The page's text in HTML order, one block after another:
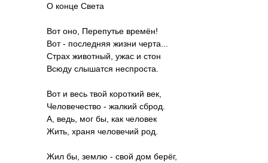
О конце Света
Вот оно, Перепутье времён!
Вот - последняя жизни черта...
Страх животный, ужас и стон
Всюду слышатся неспроста.
Вот и весь твой короткий век,
Человечество - жалкий сброд.
А, ведь, мог бы, как человек
Жить, храня человечий род.
Жил бы, землю - свой дом берёг,